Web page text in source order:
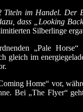
im Handel.
dass „Looking
Silberlinge
„Pale
gleich im
Home“ vor,
Bei „The Flyer“